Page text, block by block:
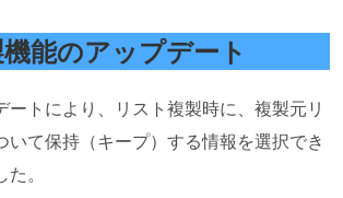
能のアップデート
ートにより、リスト複製時に、複製元リ
いて保持（キープ）する情報を選択でき
。